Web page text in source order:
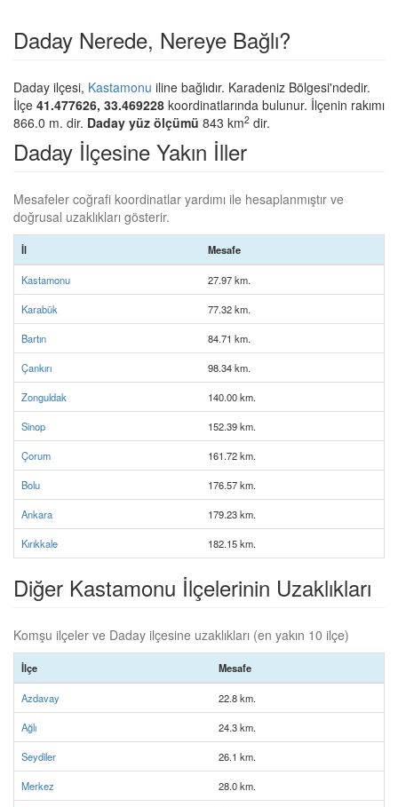
Daday Nerede, Nereye Bağlı?
Daday ilçesi, Kastamonu iline bağlıdır. Karadeniz Bölgesi'ndedir.
İlçe 41.477626, 33.469228 koordinatlarında bulunur. İlçenin rakımı
866.0 m. dir. Daday yüz ölçümü 843 km2 dir.
Daday İlçesine Yakın İller
Mesafeler coğrafi koordinatlar yardımı ile hesaplanmıştır ve
doğrusal uzaklıkları gösterir.
İl Mesafe
Kastamonu 27.97 km.
Karabük 77.32 km.
Bartın 84.71 km.
Çankırı 98.34 km.
Zonguldak 140.00 km.
Sinop 152.39 km.
Çorum 161.72 km.
Bolu 176.57 km.
Ankara 179.23 km.
Kırıkkale 182.15 km.
Diğer Kastamonu İlçelerinin Uzaklıkları
Komşu ilçeler ve Daday ilçesine uzaklıkları (en yakın 10 ilçe)
İlçe Mesafe
Azdavay 22.8 km.
Ağlı 24.3 km.
Seydiler 26.1 km.
Merkez 28.0 km.